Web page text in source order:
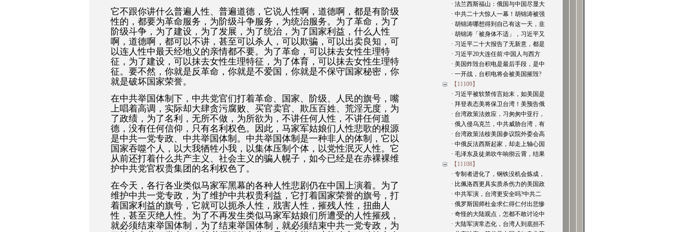
它不跟你讲什么普遍人性、普遍道德，它说人性啊，道德啊，都是有阶级
性的，都要为革命服务，为阶级斗争服务，为统治服务。为了革命，为了
阶级斗争，为了建设，为了发展，为了统治，为了国家利益，什么人性
啊，道德啊，都可以不讲，甚至可以杀人，可以欺骗，可以出卖良知，可
以连人性中最天经地义的亲情都不要。为了革命，可以抹去女性生理特
征，为了建设，可以抹去女性生理特征，为了体育，可以抹去女性生理特
征。要不然，你就是反革命，你就是不爱国，你就是不保守国家秘密，你
就是破坏国家荣誉。
在中共举国体制下，中共党官们打着革命、国家、阶级、人民的旗号，嘴
上唱着高调，实际却大肆贪污腐败、买官卖官、欺压百姓、荒淫无度，为
了政绩，为了名利，无所不做，为所欲为，不讲任何人性，不讲任何道
德，没有任何信仰，只有名利权色。因此，马家军姑娘们人性悲歌的根源
是中共一党专政、中共举国体制。中共举国体制是一种非人的体制，它以
国家吞噬个人，以大我牺牲小我，以集体压制个体，以党性泯灭人性。它
从前还打着什么共产主义、社会主义的骗人幌子，如今已经是在赤裸裸维
护中共党官权贵集团的名利权色了。
在今天，各行各业类似马家军黑幕的各种人性悲剧仍在中国上演着。为了
维护中共一党专政，为了维护中共权贵利益，它打着国家荣誉的旗号，打
着国家利益的旗号，它就可以扼杀人性，戕害人性，摧残人性，扭曲人
性，甚至灭绝人性。为了不再发生类似马家军姑娘们所遭受的人性摧残，
就必须结束举国体制，为了结束举国体制，就必须结束中共一党专政，为
· 法兰西斯福山：俄国与中国尽显大
· 中共二十大惊人一幕！胡锦涛被强
· 胡锦涛哪想得到自己有这一天，韭
· 胡锦涛「被身体不适」，习近平又
· 习近平二十大报告了无新意，都是
· 习近平20大连任前:中国人与西方
· 美国炸毁台积电是最后手段，是中
· 一开战，台积电将会被美国摧毁?
【11109】
· 习近平被软禁传言始末，如美国是
· 拜登表态美将保卫台湾！美预告俄
· 台湾政策法效应，习匆匆中亚行，
· 俄入侵乌克兰，中共威胁台湾，有
· 台湾政策法桉美国参议院外委会高
· 中俄反法西斯起家，却走上轴心国
· 毛泽东及徒弟吹牛响彻云霄，结果
【11108】
· 专制者进化了，钢铁没机会炼成，
· 比佩洛西更具实质杀伤力的美国政
· 中共军演，台湾更安全吗?中共二
· 俄罗斯国师杜金求仁得仁付出悲惨
· 奇怪的大陆观点，怎都不敢讨论中
· 大陆军演常态化，台湾人到底担不